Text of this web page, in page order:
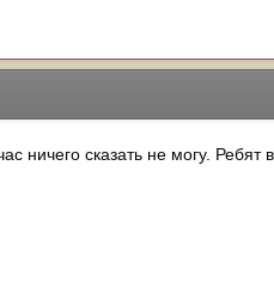
ничего сказать не могу.